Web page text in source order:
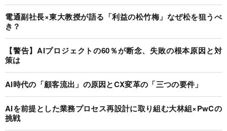
電通副社長×東大教授が語る「利益の松竹梅」なぜ松を狙うべ
き？
【警告】AIプロジェクトの60％が断念、失敗の根本原因と対
策は
AI時代の「顧客流出」の原因とCX変革の「三つの要件」
AIを前提とした業務プロセス再設計に取り組む大林組×PwCの
挑戦